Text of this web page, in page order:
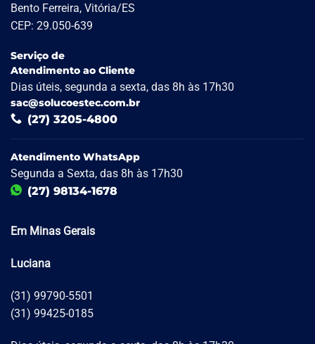
Bento Ferreira, Vitória/ES
CEP: 29.050-639
Serviço de
Atendimento ao Cliente
Dias úteis, segunda a sexta, das 8h às 17h30
sac@solucoestec.com.br
(27) 3205-4800
Atendimento WhatsApp
Segunda a Sexta, das 8h às 17h30
(27) 98134-1678
Em Minas Gerais
Luciana
(31) 99790-5501
(31) 99425-0185